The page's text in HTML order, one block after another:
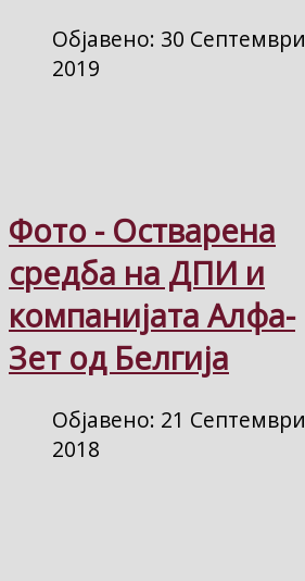
Објавено: 30 Септември
2019
Фото - Остварена
средба на ДПИ и
компанијата Алфа-
Зет од Белгија
Објавено: 21 Септември
2018